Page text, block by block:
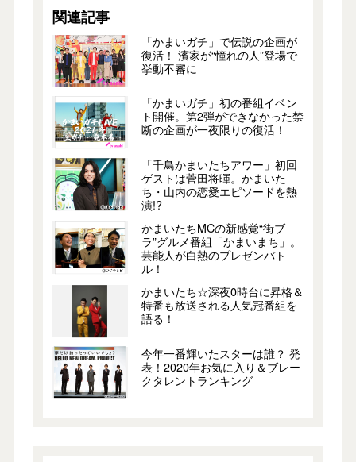
関連記事
「かまいガチ」で伝説の企画が
復活！ 濱家が“憧れの人”登場で
挙動不審に
「かまいガチ」初の番組イベン
ト開催。第2弾ができなかった禁
断の企画が一夜限りの復活！
「千鳥かまいたちアワー」初回
ゲストは菅田将暉。かまいた
ち・山内の恋愛エピソードを熱
演!?
かまいたちMCの新感覚“街ブ
ラ”グルメ番組「かまいまち」。
芸能人が白熱のプレゼンバト
ル！
かまいたち☆深夜0時台に昇格＆
特番も放送される人気冠番組を
語る！
今年一番輝いたスターは誰？ 発
表！2020年お気に入り＆ブレー
クタレントランキング